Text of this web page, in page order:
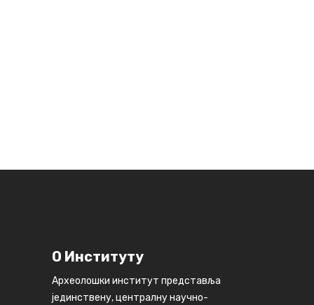
О Институту
Археолошки институт представља
јединствену, централну научно-